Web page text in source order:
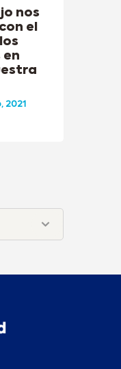
nos
el
en
2021